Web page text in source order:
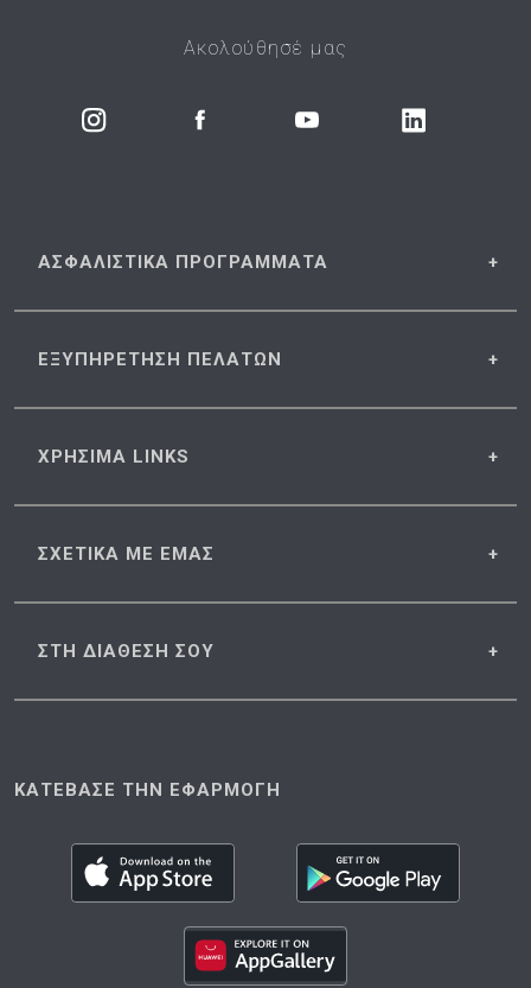
Ακολούθησέ μας
ΑΣΦΑΛΙΣΤΙΚΑ ΠΡΟΓΡΑΜΜΑΤΑ
ΕΞΥΠΗΡΕΤΗΣΗ ΠΕΛΑΤΩΝ
ΧΡΗΣΙΜΑ LINKS
ΣΧΕΤΙΚΑ ΜΕ ΕΜΑΣ
ΣΤΗ ΔΙΑΘΕΣΗ ΣΟΥ
ΚΑΤΕΒΑΣΕ ΤΗΝ ΕΦΑΡΜΟΓΗ